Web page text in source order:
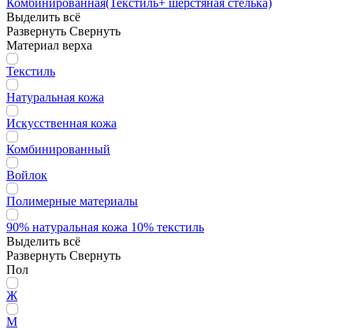
Комбинированная(Текстиль+ шерстяная стелька)
Выделить всё
Развернуть Свернуть
Материал верха
Текстиль
Натуральная кожа
Искусственная кожа
Комбинированный
Войлок
Полимерные материалы
90% натуральная кожа 10% текстиль
Выделить всё
Развернуть Свернуть
Пол
Ж
М